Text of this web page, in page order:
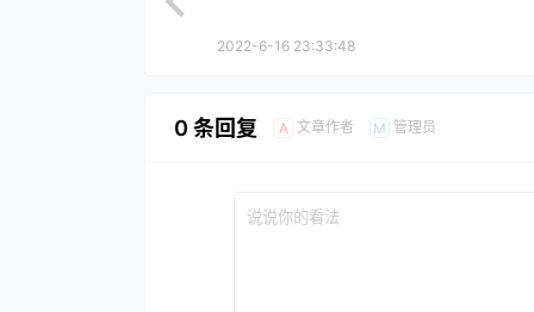
2022-6-16 23:33:48
0 条回复 A 文章作者 M 管理员